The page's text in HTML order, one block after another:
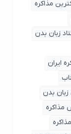
مذاکره
بدن
بدن